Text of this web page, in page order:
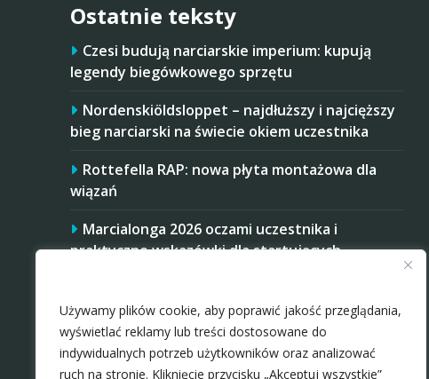
Używamy plików cookie, aby poprawić jakość przeglądania,
wyświetlać reklamy lub treści dostosowane do
indywidualnych potrzeb użytkowników oraz analizować
ruch na stronie. Kliknięcie przycisku „Akceptuj wszystkie”
Ostatnie teksty
Czesi budują narciarskie imperium: kupują
legendy biegówkowego sprzętu
Nordenskiöldsloppet – najdłuższy i najcięższy
bieg narciarski na świecie okiem uczestnika
Rottefella RAP: nowa płyta montażowa dla
wiązań
Marcialonga 2026 oczami uczestnika i
praktyczne wskazówki dla startujących
w 2026 roku? Masz trudniej, niż niektórzy
rywale